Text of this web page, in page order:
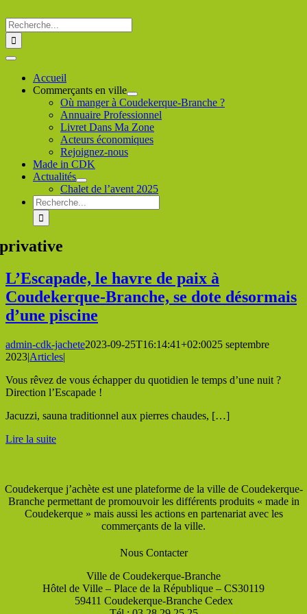
au
contenu
Rechercher
:
Toggle
NavigationAccueil
Commerçants en ville
Où manger à Coudekerque-Branche ?
Annuaire Professionnel
Livret Dans Ma Zone
Acteurs économiques
Rejoignez-nous
Made in CDK
Actualités
Chalet de l’avent 2025
Rechercher
:
privative
L’Escapade, le havre de paix à
Coudekerque-Branche, se dote désormais
d’une piscine
admin-cdk-jachete2023-09-25T16:14:41+02:0025 septembre
2023|Articles|
Vous rêvez de vous échapper du quotidien le temps d’une nuit ?
Direction l’Escapade !
Jacuzzi, sauna traditionnel aux pierres chaudes, […]
Lire la suite
Coudekerque j’achète est une plateforme de la ville de Coudekerque-
Branche permettant de promouvoir les différents produits « made in
Coudekerque » mais aussi les actions en partenariat avec les
commerçants de la ville.
Nous Contacter
Ville de Coudekerque-Branche
Hôtel de Ville – Place de la République – CS30119
59411 Coudekerque-Branche Cedex